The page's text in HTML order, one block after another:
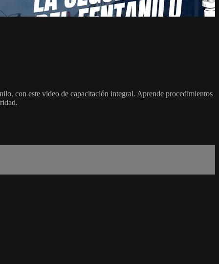
con este video de capacitación integral. Aprende procedimientos